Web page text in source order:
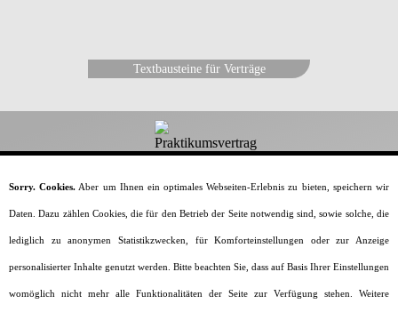
Textbausteine für Verträge
Dein-Praktikumsvertrag.de
Alles rund um den Praktikumsvertrag.
Home Vorlagen & Muster Generator
Sorry. Cookies. Aber um Ihnen ein optimales Webseiten-Erlebnis zu bieten, speichern wir
Daten. Dazu zählen Cookies, die für den Betrieb der Seite notwendig sind, sowie solche, die
lediglich zu anonymen Statistikzwecken, für Komforteinstellungen oder zur Anzeige
personalisierter Inhalte genutzt werden. Bitte beachten Sie, dass auf Basis Ihrer Einstellungen
womöglich nicht mehr alle Funktionalitäten der Seite zur Verfügung stehen. Weitere